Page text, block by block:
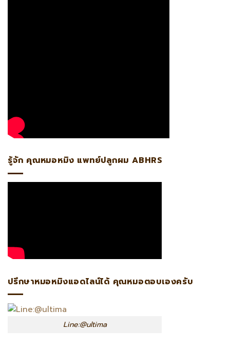
รู้จัก คุณหมอหมิง แพทย์ปลูกผม ABHRS
ปรึกษาหมอหมิงแอดไลน์ได้ คุณหมอตอบเองครับ
Line:@ultima